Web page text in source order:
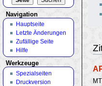
Navigation
Hauptseite
Letzte Änderungen
Zufällige Seite
Hilfe
Werkzeuge
Spezialseiten
Druckversion